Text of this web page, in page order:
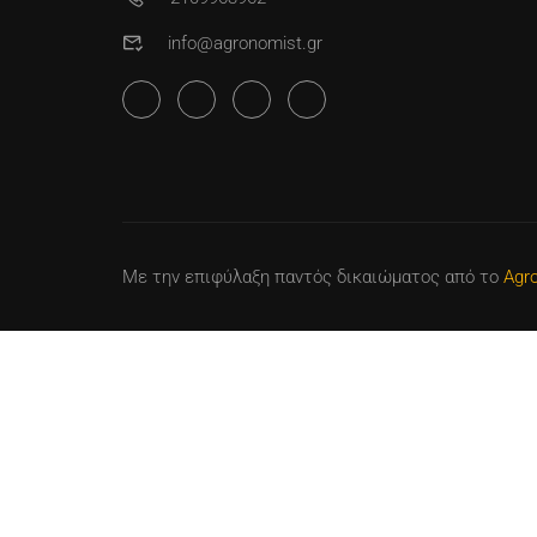
info@agronomist.gr
Με την επιφύλαξη παντός δικαιώματος από το